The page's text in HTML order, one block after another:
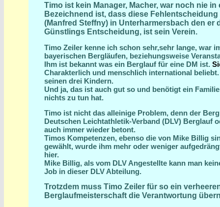
Timo ist kein Manager, Macher, war noch nie
Bezeichnend ist, dass diese
(Manfred Steffny) in Unterharmersbach den er
Günstlings Entscheidung, ist sein Verein.
Timo Zeiler kenne ich schon sehr,sehr lange, war
bayerischen Bergläufen, beziehungsweise
Ihm ist bekannt was ein Berglauf für eine DM ist.
Charakterlich und menschlich international
seinen drei Kindern.
Und ja, das ist auch gut so und benötigt ein
nichts zu tun hat.
Timo ist nicht das alleinige Problem, denn der
Deutschen Leichtathletik-Verband (DLV) Berglauf
auch immer wieder betont.
Timos Kompetenzen, ebenso die von Mike Billig
gewählt, wurde ihm mehr oder weniger
hier.
Mike Billig, als vom DLV Angestellte kann man
Job in dieser DLV Abteilung.
Trotzdem muss Timo Zeiler für so ein
Berglaufmeisterschaft die Verantwortung